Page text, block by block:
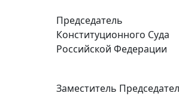
Председатель
Конституционного Суда
Российской Федерации
Заместитель